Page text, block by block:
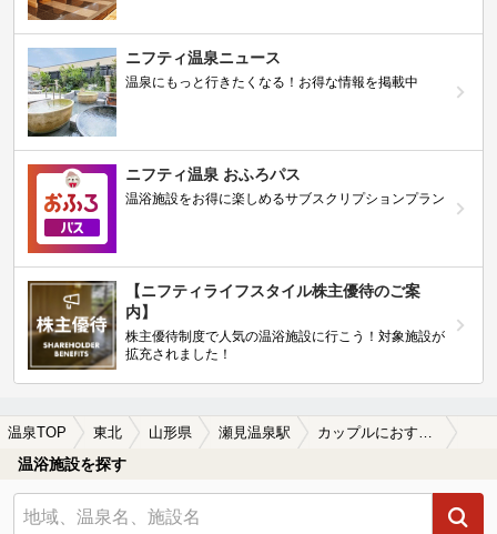
ニフティ温泉ニュース
温泉にもっと行きたくなる！お得な情報を掲載中
ニフティ温泉 おふろパス
温浴施設をお得に楽しめるサブスクリプションプラン
【ニフティライフスタイル株主優待のご案
内】
株主優待制度で人気の温浴施設に行こう！対象施設が
拡充されました！
温泉TOP 東北 山形県 瀬見温泉駅 カップルにおすすめの瀬見温泉駅近くの温泉、日帰り温泉、スーパー銭湯おすすめ
温浴施設を探す